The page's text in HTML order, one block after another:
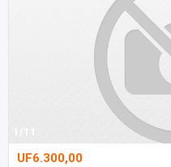
1/11
UF6.300,00